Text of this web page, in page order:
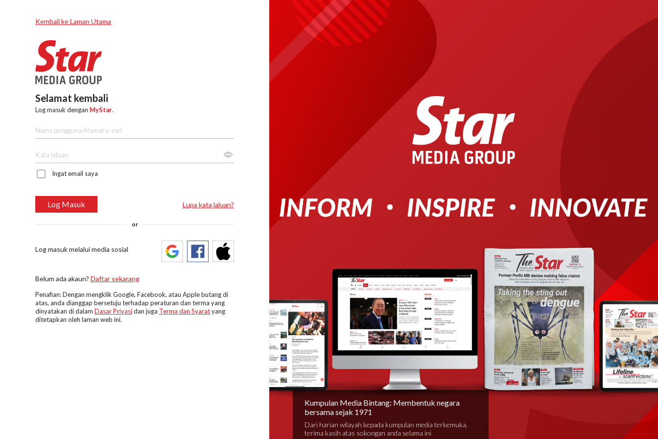
Kembali ke Laman Utama
Selamat kembali
Log masuk dengan MyStar.
Ingat email saya
Log Masuk Lupa kata laluan?
or
Log masuk melalui media sosial
Belum ada akaun? Daftar sekarang
Penafian: Dengan mengklik Google, Facebook, atau Apple butang di
atas, anda dianggap bersetuju terhadap peraturan dan terma yang
dinyatakan di dalam Dasar Privasidan juga Terma dan Syaratyang
ditetapkan oleh laman web ini.
Kumpulan Media Bintang: Membentuk negara
bersama sejak 1971
Dari harian wilayah kepada kumpulan media terkemuka,
terima kasih atas sokongan anda selama ini